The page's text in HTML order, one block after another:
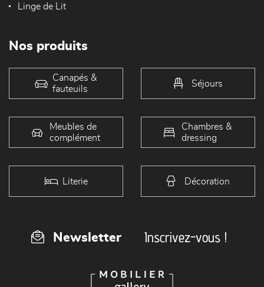
Linge de Lit
Nos produits
Canapés &
fauteuils
Séjours
Meubles de
complément
Chambres &
dressing
Literie Décoration
Newsletter Inscrivez-vous !